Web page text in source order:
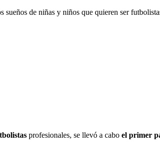
de niñas y niños que quieren ser
profesionales, se llevó a cabo el primer